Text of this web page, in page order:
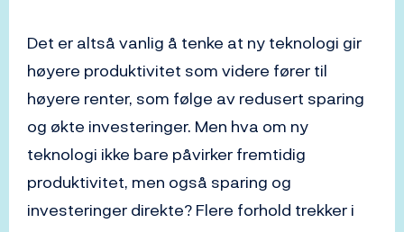
Det er altså vanlig å tenke at ny teknologi gir
høyere produktivitet som videre fører til
høyere renter, som følge av redusert sparing
og økte investeringer. Men hva om ny
teknologi ikke bare påvirker fremtidig
produktivitet, men også sparing og
investeringer direkte? Flere forhold trekker i